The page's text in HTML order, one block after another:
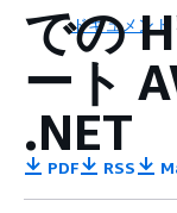
ドキュメント
での
ート
.NET
PDF RSS